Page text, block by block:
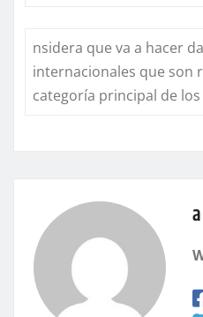
nsidera que va a hacer
internacionales que son
categoría principal de